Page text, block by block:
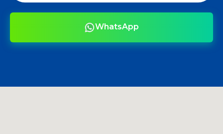
WhatsApp